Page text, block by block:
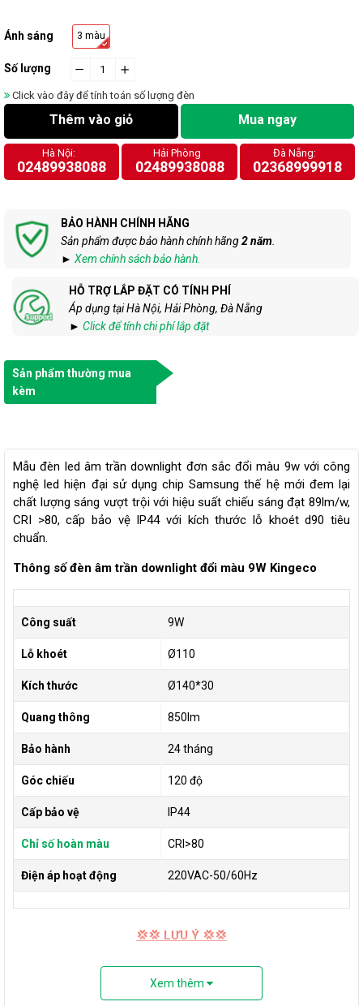
Ánh sáng 3 màu
Số lượng
Click vào đây để tính toán số lượng đèn
Thêm vào giỏ Mua ngay
Hà Nội:
02489938088
Hải Phòng
02489938088
Đà Nẵng:
02368999918
BẢO HÀNH CHÍNH HÃNG
Sản phẩm được bảo hành chính hãng2 năm
► Xem chính sách bảo hành.
HỖ TRỢ LẮP ĐẶT CÓ TÍNH PHÍ
Áp dụng tại Hà Nội, Hải Phòng, Đà Nẵng
► Click để tính chi phí lắp đặt
Sản phẩm thường mua
kèm
Mẫu đèn led âm trần downlight đơn sắc đổi màu 9w với công
nghệ led hiện đại sử dụng chip Samsung thế hệ mới đem lại
chất lượng sáng vượt trội với hiệu suất chiếu sáng đạt 89lm/w,
CRI >80, cấp bảo vệ IP44 với kích thước lỗ khoét d90 tiêu
chuẩn.
Thông số đèn âm trần downlight đổi màu 9W Kingeco
Công suất 9W
Lỗ khoét Ø110
Kích thước Ø140*30
Quang thông 850lm
Bảo hành 24 tháng
Góc chiếu 120 độ
Cấp bảo vệ IP44
Chỉ số hoàn màu CRI>80
Điện áp hoạt động 220VAC-50/60Hz
💢💢 LƯU Ý 💢💢
Sản phẩm được bảo hành CHÍNH HÃNG nhà sản xuất trong
Xem thêm